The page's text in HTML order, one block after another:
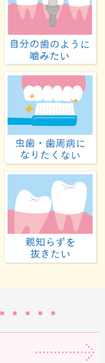
歯ぐきから血が出る
りたい
歯並びが気になる
ない
虫歯が気になる・歯